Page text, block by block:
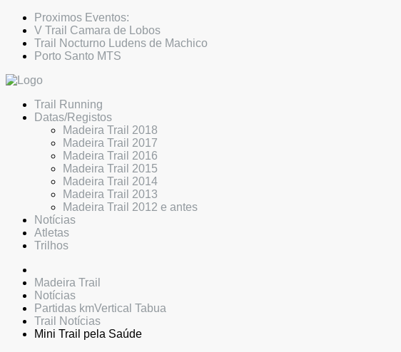
Proximos Eventos:
V Trail Camara de Lobos
Trail Nocturno Ludens de Machico
Porto Santo MTS
Trail Running
Datas/Registos
Madeira Trail 2018
Madeira Trail 2017
Madeira Trail 2016
Madeira Trail 2015
Madeira Trail 2014
Madeira Trail 2013
Madeira Trail 2012 e antes
Notícias
Atletas
Trilhos
Madeira Trail
Notícias
Partidas kmVertical Tabua
Trail Notícias
Mini Trail pela Saúde